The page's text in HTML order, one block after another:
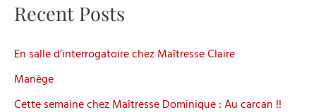
Recent Posts
En salle d’interrogatoire chez Maîtresse Claire
Manège
Cette semaine chez Maîtresse Dominique : Au carcan !!